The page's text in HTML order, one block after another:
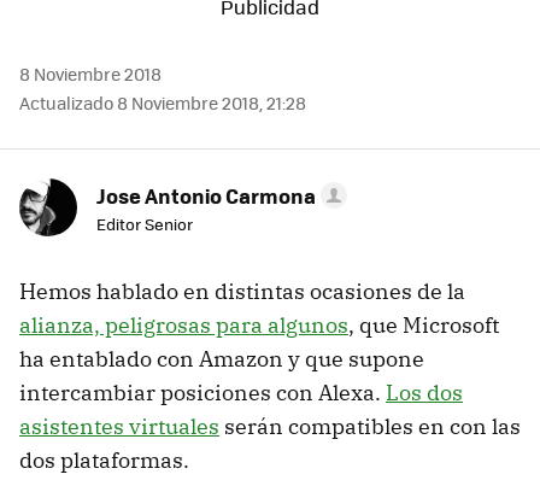
MAIL
8 Noviembre 2018
Actualizado 8 Noviembre 2018, 21:28
Jose Antonio Carmona
Editor Senior
Hemos hablado en distintas ocasiones de la
alianza, peligrosas para algunos, que Microsoft
ha entablado con Amazon y que supone
intercambiar posiciones con Alexa. Los dos
asistentes virtuales serán compatibles en con las
dos plataformas.